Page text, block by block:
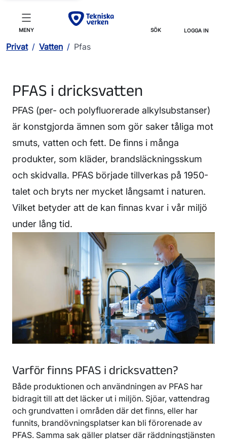
MENY SÖK LOGGA IN
Privat / Vatten / Pfas
PFAS i dricksvatten
PFAS (per- och polyfluorerade alkylsubstanser)
är konstgjorda ämnen som gör saker tåliga mot
smuts, vatten och fett. De finns i många
produkter, som kläder, brandsläckningsskum
och skidvalla. PFAS började tillverkas på 1950-
talet och bryts ner mycket långsamt i naturen.
Vilket betyder att de kan finnas kvar i vår miljö
under lång tid.
Varför finns PFAS i dricksvatten?
Både produktionen och användningen av PFAS har
bidragit till att det läcker ut i miljön. Sjöar, vattendrag
och grundvatten i områden där det finns, eller har
funnits, brandövningsplatser kan bli förorenade av
PFAS. Samma sak gäller platser där räddningstjänsten